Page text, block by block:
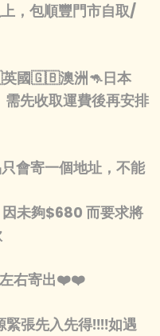
，包順豐門市自取/
國🇬🇧澳洲🦘日本
先收取運費後再安排
會寄一個地址，不能
未夠$680 而要求將
右寄出❤️❤️
緊張先入先得‼️‼️如遇